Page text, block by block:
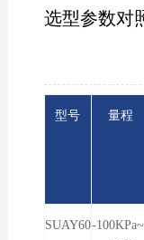
选型参数对
型号 量程
SUAY60-